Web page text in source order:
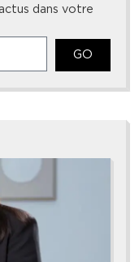
dans votre
GO